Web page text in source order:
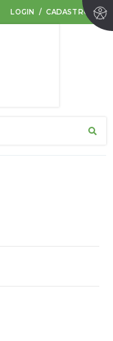
LOGIN / CADASTRO